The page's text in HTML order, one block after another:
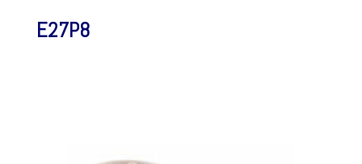
E27P8